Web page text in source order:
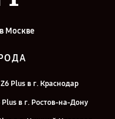
Москве
Plus в г. Краснодар
в г. Ростов-на-Дону